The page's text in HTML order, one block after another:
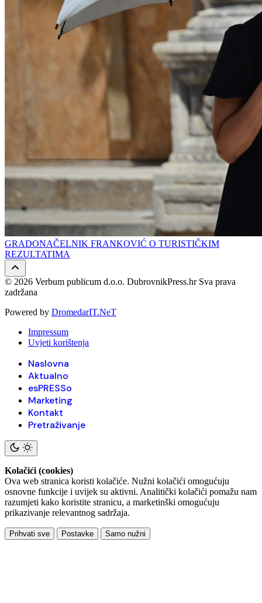
GRADONAČELNIK FRANKOVIĆ O TURISTIČKIM
REZULTATIMA
© 2026 Verbum publicum d.o.o. DubrovnikPress.hr Sva prava
zadržana
Powered by DromedarIT.NeT
Impressum
Uvjeti korištenja
Naslovna
Aktualno
esPRESSo
Marketing
Kontakt
Pretraživanje
Kolačići (cookies)
Ova web stranica koristi kolačiće. Nužni kolačići omogućuju
osnovne funkcije i uvijek su aktivni. Analitički kolačići pomažu nam
razumjeti kako koristite stranicu, a marketinški omogućuju
prikazivanje relevantnog sadržaja.
Prihvati sve Postavke Samo nužni